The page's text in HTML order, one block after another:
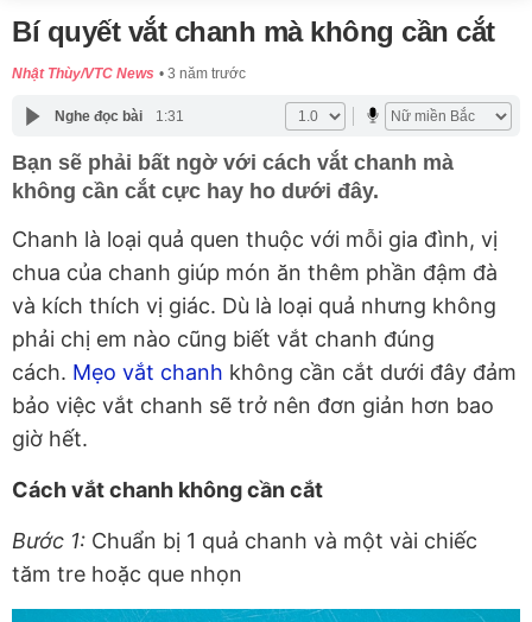
Bí quyết vắt chanh mà không cần cắt
Nhật Thùy/VTC News 3 năm trước
Nghe đọc bài 1:31
Bạn sẽ phải bất ngờ với cách vắt chanh mà
không cần cắt cực hay ho dưới đây.
Chanh là loại quả quen thuộc với mỗi gia đình, vị
chua của chanh giúp món ăn thêm phần đậm đà
và kích thích vị giác. Dù là loại quả nhưng không
phải chị em nào cũng biết vắt chanh đúng
cách. Mẹo vắt chanh không cần cắt dưới đây đảm
bảo việc vắt chanh sẽ trở nên đơn giản hơn bao
giờ hết.
Cách vắt chanh không cần cắt
Bước 1: Chuẩn bị 1 quả chanh và một vài chiếc
tăm tre hoặc que nhọn